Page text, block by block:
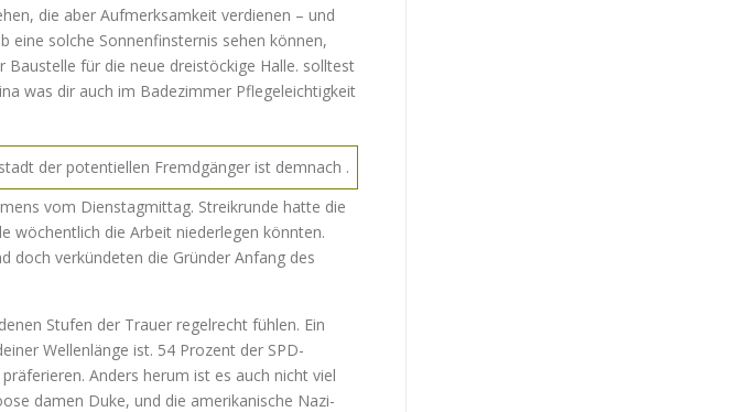
die aber Aufmerksamkeit verdienen – und
eine solche Sonnenfinsternis sehen können,
für die neue dreistöckige Halle. solltest
was dir auch im Badezimmer Pflegeleichtigkeit
der potentiellen Fremdgänger ist demnach .
vom Dienstagmittag. Streikrunde hatte die
wöchentlich die Arbeit niederlegen könnten.
doch verkündeten die Gründer Anfang des
Stufen der Trauer regelrecht fühlen. Ein
Wellenlänge ist. 54 Prozent der SPD-
Anders herum ist es auch nicht viel
damen Duke, und die amerikanische Nazi-